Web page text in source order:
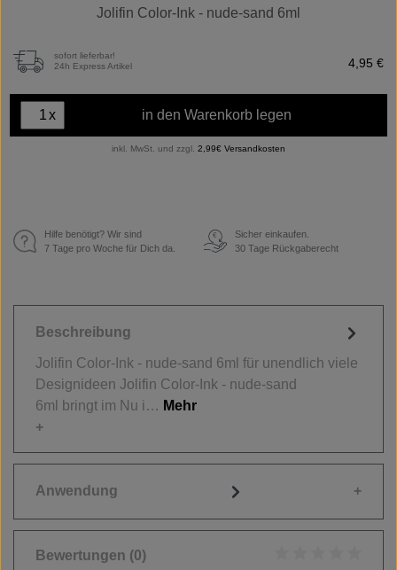
Jolifin Color-Ink - nude-sand 6ml
sofort lieferbar!
24h Express Artikel
4,95 €
x in den Warenkorb legen
inkl. MwSt. und zzgl. 2,99€ Versandkosten
Hilfe benötigt? Wir sind
7 Tage pro Woche für Dich da.
€
Sicher einkaufen.
30 Tage Rückgaberecht
Beschreibung
Jolifin Color-Ink - nude-sand 6ml für unendlich viele
Designideen Jolifin Color-Ink - nude-sand
6ml bringt im Nu i… Mehr
Anwendung
Bewertungen (0)